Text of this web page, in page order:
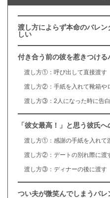
渡し方によらず本命のバレ
しい
付き合う前の彼を惹きつけ
渡し方①：呼び出して直接渡す
渡し方②：手紙を入れて靴箱や
渡し方③：2人になった時に告
「彼女最高！」と思う彼氏
渡し方①：感謝の手紙を入れて
渡し方②：デートの別れ際に渡
渡し方③：ディナーの後に渡す
つい夫が微笑んでしまうバ